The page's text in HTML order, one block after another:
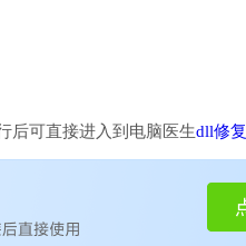
后可直接进入到电脑医生dll修复